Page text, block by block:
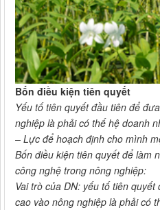
Bốn điều kiện tiên quyết
Yếu tố tiên quyết đầu tiên để
nghiệp là phải có thế hệ doanh
– Lực để hoạch định cho mình
Bốn điều kiện tiên quyết để làm
công nghệ trong nông nghiệp:
Vai trò của DN: yếu tố tiên
cao vào nông nghiệp là phải có